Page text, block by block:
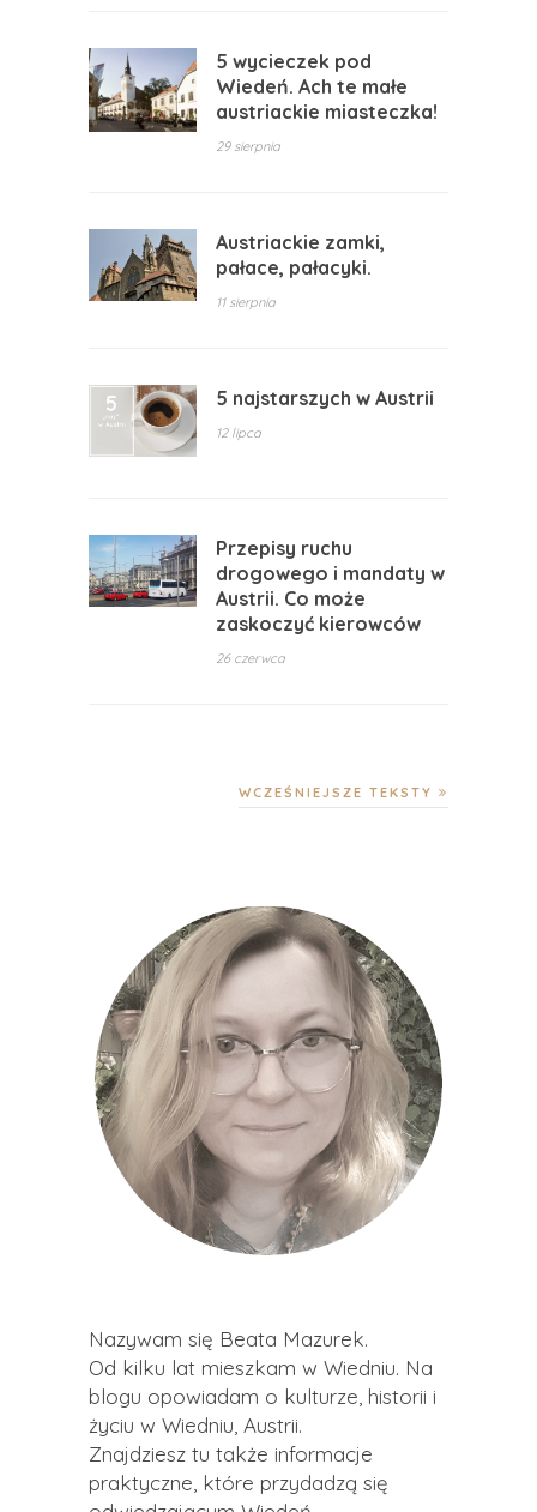
5 wycieczek pod
Wiedeń. Ach te małe
austriackie miasteczka!
29 sierpnia
Austriackie zamki,
pałace, pałacyki.
11 sierpnia
5 najstarszych w Austrii
12 lipca
Przepisy ruchu
drogowego i mandaty w
Austrii. Co może
zaskoczyć kierowców
26 czerwca
WCZEŚNIEJSZE TEKSTY
Nazywam się Beata Mazurek.
Od kilku lat mieszkam w Wiedniu. Na
blogu opowiadam o kulturze, historii i
życiu w Wiedniu, Austrii.
Znajdziesz tu także informacje
praktyczne, które przydadzą się